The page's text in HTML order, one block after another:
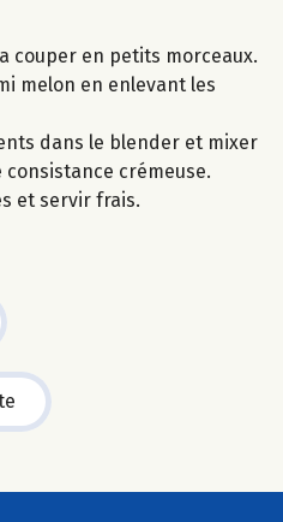
couper en petits morceaux.
melon en enlevant les
dans le blender et mixer
consistance crémeuse.
et servir frais.